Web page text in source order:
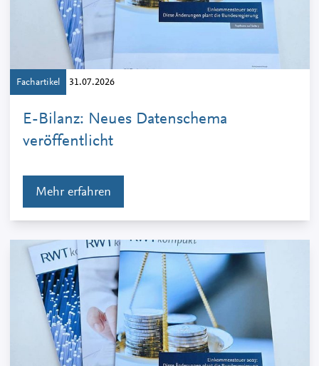
Fachartikel 31.07.2026
E-Bilanz: Neues Datenschema
veröffentlicht
Mehr erfahren